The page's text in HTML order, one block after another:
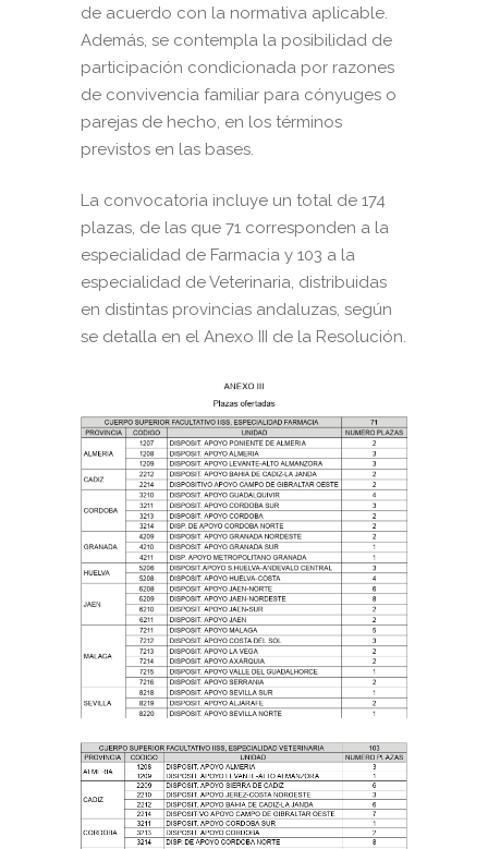
de acuerdo con la normativa aplicable.
Además, se contempla la posibilidad de
participación condicionada por razones
de convivencia familiar para cónyuges o
parejas de hecho, en los términos
previstos en las bases.
La convocatoria incluye un total de 174
plazas, de las que 71 corresponden a la
especialidad de Farmacia y 103 a la
especialidad de Veterinaria, distribuidas
en distintas provincias andaluzas, según
se detalla en el Anexo III de la Resolución.